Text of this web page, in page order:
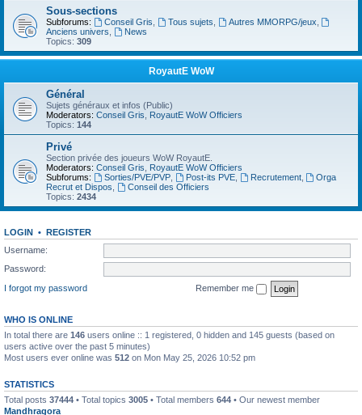
Sous-sections
Subforums: Conseil Gris Tous sujets Autres MMORPG/jeux
Anciens univers
News
Topics: 309
RoyautE WoW
Général
Sujets généraux et infos (Public)
Moderators: Conseil Gris
RoyautE WoW Officiers
Topics: 144
Privé
Section privée des joueurs WoW RoyautE.
Moderators: Conseil Gris
RoyautE WoW Officiers
Subforums:
Sorties/PVE/PVP, Post-its PVE, Recrutement,
Orga
Recrut et Dispos
Conseil des Officiers
Topics: 2434
LOGIN • REGISTER
Username:
Password:
I forgot my password
Remember me
WHO IS ONLINE
In total there are 146 users online :: 1 registered, 0 hidden and 145 guests (based on
users active over the past 5 minutes)
Most users ever online was 512 on Mon May 25, 2026 10:52 pm
STATISTICS
Total posts 37444 • Total topics 3005 • Total members 644 • Our newest member
Mandhragora